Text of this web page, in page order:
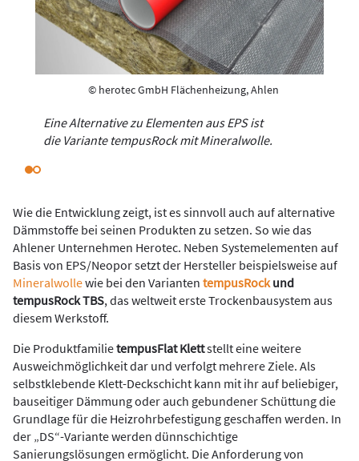
© herotec GmbH Flächenheizung, Ahlen
Eine Alternative zu Elementen aus EPS ist
die Variante tempusRock mit Mineralwolle.
Wie die Entwicklung zeigt, ist es sinnvoll auch auf alternative
Dämmstoffe bei seinen Produkten zu setzen. So wie das
Ahlener Unternehmen Herotec. Neben Systemelementen auf
Basis von EPS/Neopor setzt der Hersteller beispielsweise auf
Mineralwollewie bei den Varianten tempusRockund
tempusRock TBS, das weltweit erste Trockenbausystem aus
diesem Werkstoff.
Die ProduktfamilietempusFlat Klettstellt eine weitere
Ausweichmöglichkeit dar und verfolgt mehrere Ziele. Als
selbstklebende Klett-Deckschicht kann mit ihr auf beliebiger,
bauseitiger Dämmung oder auch gebundener Schüttung die
Grundlage für die Heizrohrbefestigung geschaffen werden. In
der „DS“-Variante werden dünnschichtige
Sanierungslösungen ermöglicht. Die Anforderung von